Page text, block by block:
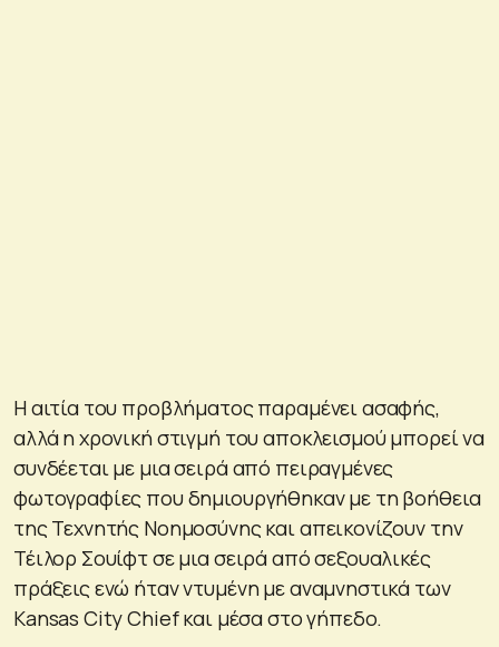
Η αιτία του προβλήματος παραμένει ασαφής,
αλλά η χρονική στιγμή του αποκλεισμού μπορεί να
συνδέεται με μια σειρά από πειραγμένες
φωτογραφίες που δημιουργήθηκαν με τη βοήθεια
της Τεχνητής Νοημοσύνης και απεικονίζουν την
Τέιλορ Σουίφτ σε μια σειρά από σεξουαλικές
πράξεις ενώ ήταν ντυμένη με αναμνηστικά των
Kansas City Chief και μέσα στο γήπεδο.